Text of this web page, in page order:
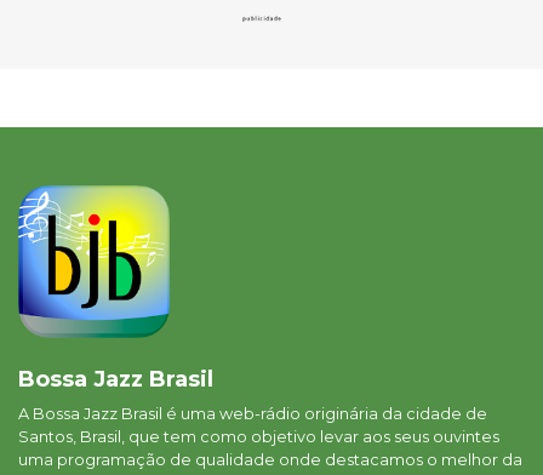
Bossa Jazz Brasil
A Bossa Jazz Brasil é uma web-rádio originária da cidade de
Santos, Brasil, que tem como objetivo levar aos seus ouvintes
uma programação de qualidade onde destacamos o melhor da